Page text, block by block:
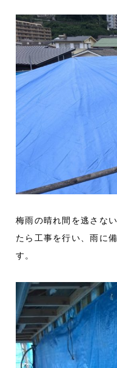
梅雨の晴れ間を逃さな
たら工事を行い、雨に
す。